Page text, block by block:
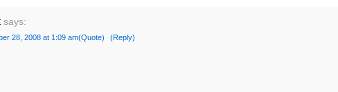
says:
28, 2008 at 1:09 am(Quote) (Reply)